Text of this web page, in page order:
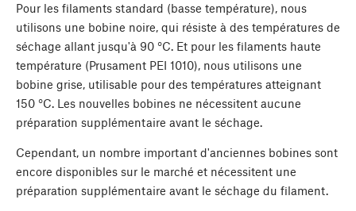
Pour les filaments standard (basse température), nous
utilisons une bobine noire, qui résiste à des températures de
séchage allant jusqu'à 90 °C. Et pour les filaments haute
température (Prusament PEI 1010), nous utilisons une
bobine grise, utilisable pour des températures atteignant
150 °C. Les nouvelles bobines ne nécessitent aucune
préparation supplémentaire avant le séchage.
Cependant, un nombre important d'anciennes bobines sont
encore disponibles sur le marché et nécessitent une
préparation supplémentaire avant le séchage du filament.